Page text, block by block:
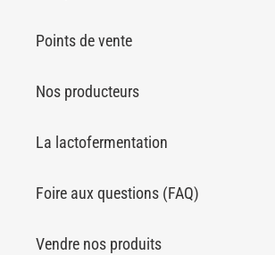
Points de vente
Nos producteurs
La lactofermentation
Foire aux questions (FAQ)
Vendre nos produits